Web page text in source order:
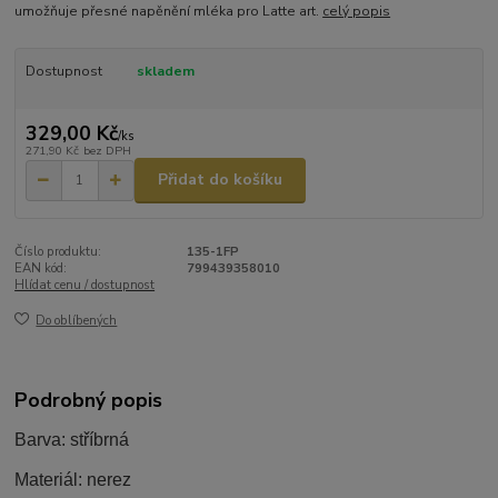
umožňuje přesné napěnění mléka pro Latte art. celý popis
Dostupnost skladem
329,00 Kč/ks
271,90 Kč bez DPH
Přidat do košíku
Číslo produktu:
135-1FP
EAN kód:
799439358010
Hlídat cenu / dostupnost
Do oblíbených
Podrobný popis
Barva: stříbrná
Materiál: nerez